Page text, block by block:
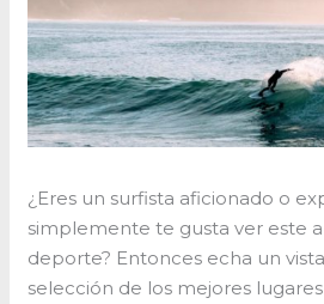
¿Eres un surfista aficionado o
simplemente te gusta ver este
deporte? Entonces echa un
selección de los mejores